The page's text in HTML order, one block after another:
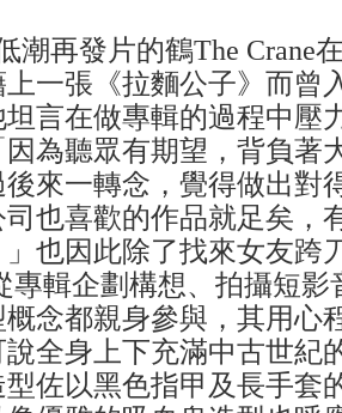
潮再發片的鶴The Crane
一張《拉麵公子》而曾
言在做專輯的過程中壓
為聽眾有期望，背負著
來一轉念，覺得做出對
也喜歡的作品就足矣，
也因此除了找來女友跨
專輯企劃構想、拍攝短
念都親身參與，其用心
全身上下充滿中古世紀
佐以黑色指甲及長手套